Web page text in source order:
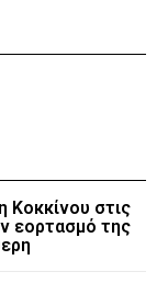
Κοκκίνου στις
εορτασμό της